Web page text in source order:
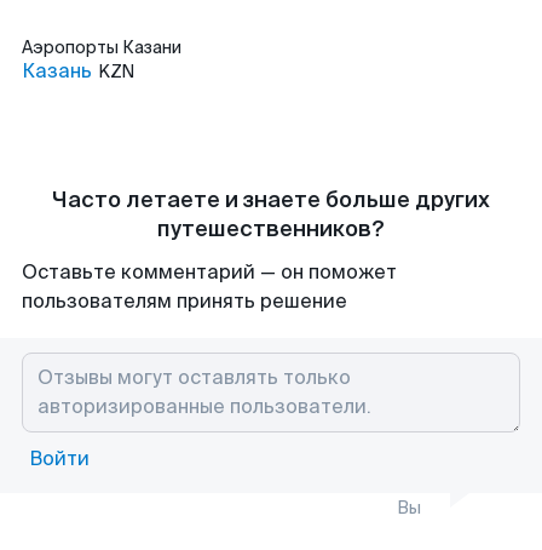
Аэропорты Казани
Казань KZN
Часто летаете и знаете больше других
путешественников?
Оставьте комментарий — он поможет
пользователям принять решение
Войти
Вы